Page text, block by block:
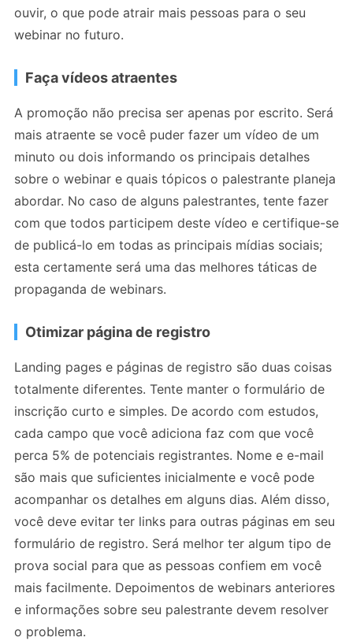
ouvir, o que pode atrair mais pessoas para o seu
webinar no futuro.
Faça vídeos atraentes
A promoção não precisa ser apenas por escrito. Será
mais atraente se você puder fazer um vídeo de um
minuto ou dois informando os principais detalhes
sobre o webinar e quais tópicos o palestrante planeja
abordar. No caso de alguns palestrantes, tente fazer
com que todos participem deste vídeo e certifique-se
de publicá-lo em todas as principais mídias sociais;
esta certamente será uma das melhores táticas de
propaganda de webinars.
Otimizar página de registro
Landing pages e páginas de registro são duas coisas
totalmente diferentes. Tente manter o formulário de
inscrição curto e simples. De acordo com estudos,
cada campo que você adiciona faz com que você
perca 5% de potenciais registrantes. Nome e e-mail
são mais que suficientes inicialmente e você pode
acompanhar os detalhes em alguns dias. Além disso,
você deve evitar ter links para outras páginas em seu
formulário de registro. Será melhor ter algum tipo de
prova social para que as pessoas confiem em você
mais facilmente. Depoimentos de webinars anteriores
e informações sobre seu palestrante devem resolver
o problema.